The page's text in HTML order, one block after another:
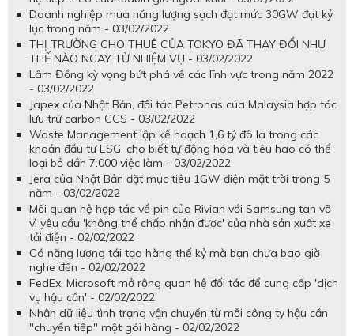
Doanh nghiệp mua năng lượng sạch đạt mức 30GW đạt kỷ
lục trong năm - 03/02/2022
THỊ TRƯỜNG CHO THUÊ CỦA TOKYO ĐÃ THAY ĐỔI NHƯ
THẾ NÀO NGAY TỪ NHIỆM VỤ - 03/02/2022
Lâm Đồng kỳ vọng bứt phá về các lĩnh vực trong năm 2022
- 03/02/2022
Japex của Nhật Bản, đối tác Petronas của Malaysia hợp tác
lưu trữ carbon CCS - 03/02/2022
Waste Management lập kế hoạch 1,6 tỷ đô la trong các
khoản đầu tư ESG, cho biết tự động hóa và tiêu hao có thể
loại bỏ dần 7.000 việc làm - 03/02/2022
Jera của Nhật Bản đặt mục tiêu 1GW điện mặt trời trong 5
năm - 03/02/2022
Mối quan hệ hợp tác về pin của Rivian với Samsung tan vỡ
vì yêu cầu 'không thể chấp nhận được' của nhà sản xuất xe
tải điện - 02/02/2022
Có năng lượng tái tạo hàng thế kỷ mà bạn chưa bao giờ
nghe đến - 02/02/2022
FedEx, Microsoft mở rộng quan hệ đối tác để cung cấp 'dịch
vụ hậu cần' - 02/02/2022
Nhận dữ liệu tình trạng vận chuyển từ mỗi công ty hậu cần
"chuyển tiếp" một gói hàng - 02/02/2022